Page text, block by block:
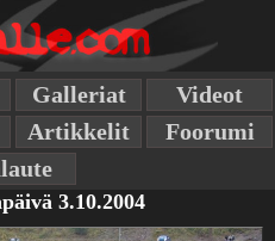
Galleriat
Videot
Artikkelit
Foorumi
3.10.2004